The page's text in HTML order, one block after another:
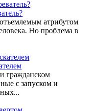
атрибутом
Но проблема в
гражданском
с запуском и